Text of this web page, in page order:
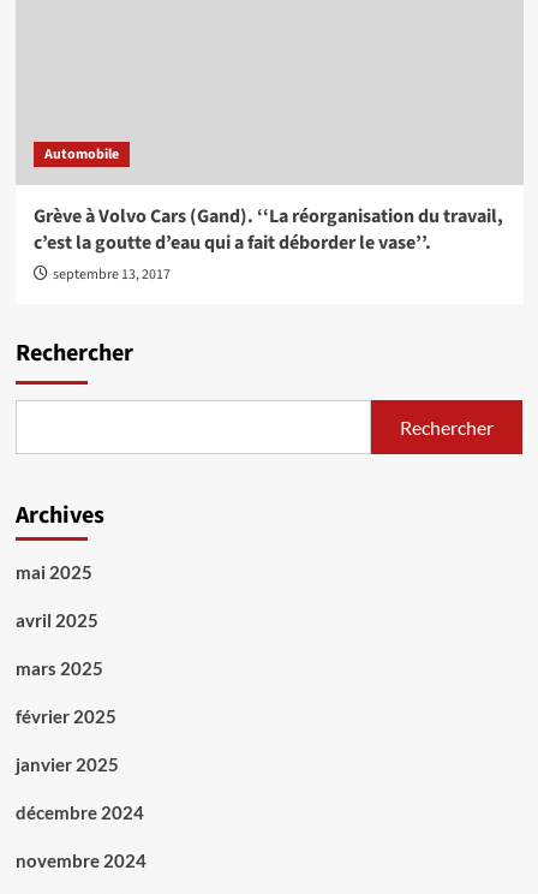
Automobile
Grève à Volvo Cars (Gand). ‘‘La réorganisation du travail,
c’est la goutte d’eau qui a fait déborder le vase’’.
septembre 13, 2017
Rechercher
Rechercher
Archives
mai 2025
avril 2025
mars 2025
février 2025
janvier 2025
décembre 2024
novembre 2024